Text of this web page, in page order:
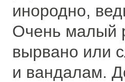
инородно,
Очень малый
вырвано или
и вандалам.